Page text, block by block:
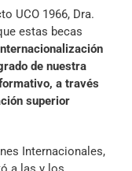
UCO 1966, Dra.
estas becas
de nuestra
a través
superior
Internacionales,